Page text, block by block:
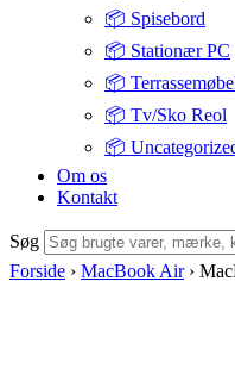
📦 Spisebord
📦 Stationær PC
📦
📦 Tv/Sko Reol
📦
Om os
Kontakt
Søg
Forside › MacBook Air ›